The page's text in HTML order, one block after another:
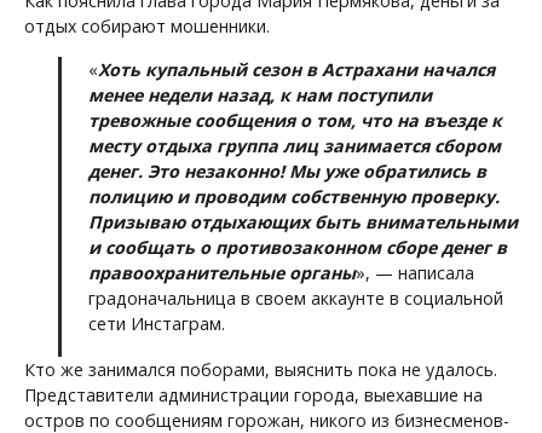
отдых собирают мошенники.
«Хоть купальный сезон в Астрахани начался
менее недели назад, к нам поступили
тревожные сообщения о том, что на въезде к
месту отдыха группа лиц занимается сбором
денег. Это незаконно! Мы уже обратились в
полицию и проводим собственную проверку.
Призываю отдыхающих быть внимательными
и сообщать о противозаконном сборе денег в
правоохранительные органы», — написала
градоначальница в своем аккаунте в социальной
сети Инстаграм.
Кто же занимался поборами, выяснить пока не удалось.
Представители администрации города, выехавшие на
остров по сообщениям горожан, никого из бизнесменов-